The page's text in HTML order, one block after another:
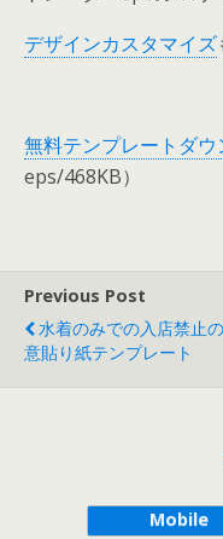
デザインカスタマイズ
無料テンプレートダウ
eps/468KB）
Previous Post
水着のみでの入店禁止
意貼り紙テンプレート
Mobile